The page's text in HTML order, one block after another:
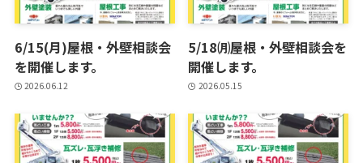
6/15(月)屋根・外壁相談会
を開催します。
2026.06.12
5/18㈪屋根・外壁相談会を
開催します。
2026.05.15